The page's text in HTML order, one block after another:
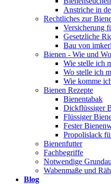
Anstriche in
Rechtliches zur
Versicherung
Gesetzliche
Bau von
Bienen - Wie und Wo
Wie stelle ich
Wo stelle ich
Wie komme
Bienen Rezepte
Bienentabak
Dickflüssiger
Flüssiger
Fester
Propolislack
Bienenfutter
Fachbegriffe
Notwendige
Wabenmaße und
Blog